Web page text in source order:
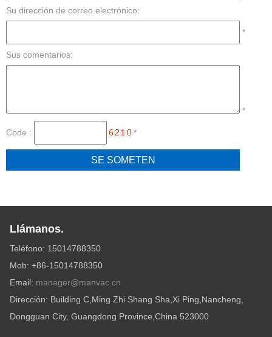
Su dirección de correo electrónico:
*
Sus comentarios:
*
Code : *
Llámanos.
Teléfono: 15014788350
Mob: +86-15014788350
Email: manager@manvac.cn
Dirección: Building C,Ming Zhi Shang Sha,Xi Ping,Nancheng,
Dongguan City, Guangdong Province,China 523000